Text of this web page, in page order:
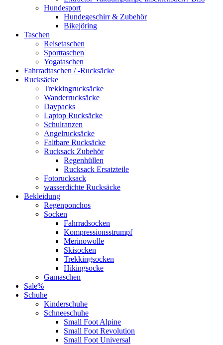
Hundesport
Hundegeschirr & Zubehör
Bikejöring
Taschen
Reisetaschen
Sporttaschen
Yogataschen
Fahrradtaschen / -Rucksäcke
Rucksäcke
Trekkingrucksäcke
Wanderrucksäcke
Daypacks
Laptop Rucksäcke
Schulranzen
Angelrucksäcke
Faltbare Rucksäcke
Rucksack Zubehör
Regenhüllen
Rucksack Ersatzteile
Fotorucksack
wasserdichte Rucksäcke
Bekleidung
Regenponchos
Socken
Fahrradsocken
Kompressionsstrumpf
Merinowolle
Skisocken
Trekkingsocken
Hikingsocke
Gamaschen
Sale%
Schuhe
Kinderschuhe
Schneeschuhe
Small Foot Alpine
Small Foot Revolution
Small Foot Universal